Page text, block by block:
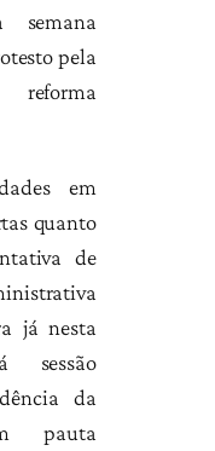
semana
pela
em
quanto
de
já nesta
sessão
da
pauta